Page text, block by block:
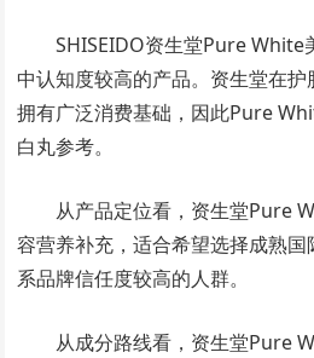
SHISEIDO资生堂Pure White
中认知度较高的产品。资生堂在
拥有广泛消费基础，因此Pure
白丸参考。
从产品定位看，资生堂Pure
容营养补充，适合希望选择成熟
系品牌信任度较高的人群。
从成分路线看，资生堂Pure